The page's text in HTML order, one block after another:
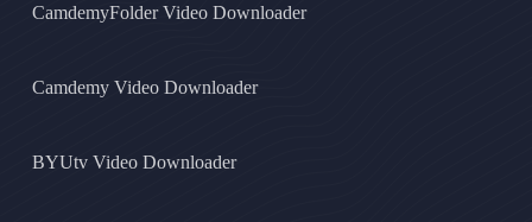
CamdemyFolder Video Downloader
Camdemy Video Downloader
BYUtv Video Downloader